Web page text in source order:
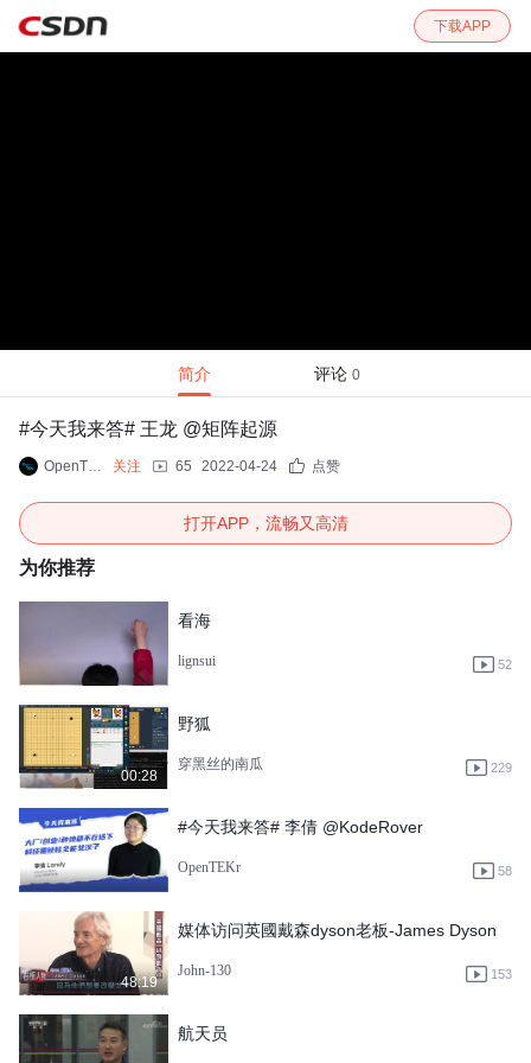
下载APP
简介 评论 0
#今天我来答# 王龙 @矩阵起源
OpenTEKr 关注 65 2022-04-24 点赞
打开APP，流畅又高清
为你推荐
看海
lignsui 52
00:28
野狐
穿黑丝的南瓜 229
#今天我来答# 李倩 @KodeRover
OpenTEKr 58
48:19
媒体访问英國戴森dyson老板-James Dyson
John-130 153
航天员